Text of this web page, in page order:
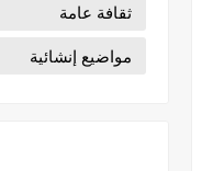
ثقافة عامة
مواضيع إنشائية